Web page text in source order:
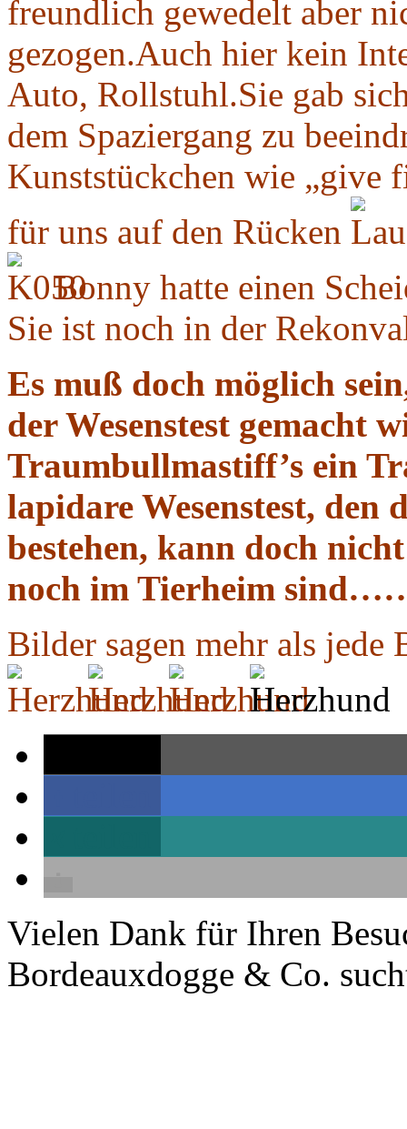
freundlich gewedelt aber
gezogen.Auch hier kein
Auto, Rollstuhl.Sie gab
dem Spaziergang zu
Kunststückchen wie „give
für uns auf den Rücken
Bonny hatte einen
Sie ist noch in der
Es muß doch möglich
der Wesenstest gemacht
Traumbullmastiff’s ein
lapidare Wesenstest, den
bestehen, kann doch
noch im Tierheim
Bilder sagen mehr als jede
Vielen Dank für Ihren
Bordeauxdogge & Co.